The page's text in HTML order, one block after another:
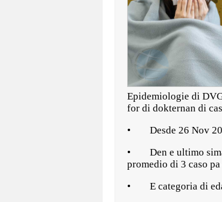
Epidemiologie di
for di dokternan di
• Desde 26 Nov
• Den e ultimo
promedio di 3 caso pa
• E categoria di